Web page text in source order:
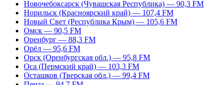
Новочебоксарск (Чувашская Республика) — 90,3 FM
Норильск (Красноярский край) — 107,4 FM
Новый Свет (Республика Крым) — 105,6 FM
Омск — 90,5 FM
Оренбург — 88,3 FM
Орёл — 95,6 FM
Орск (Оренбургская обл.) — 95,8 FM
Оса (Пермский край) — 103,3 FM
Осташков (Тверская обл.) — 99,4 FM